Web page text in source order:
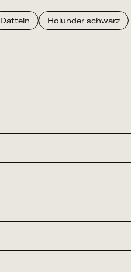
Datteln
Holunder schwarz